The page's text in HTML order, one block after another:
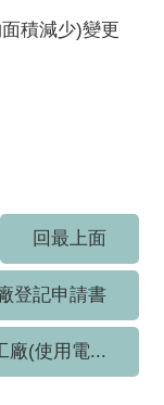
積減少)變更
回最上面
登記申請書
廠(使用電...